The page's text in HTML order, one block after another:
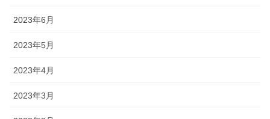
2023年6月
2023年5月
2023年4月
2023年3月